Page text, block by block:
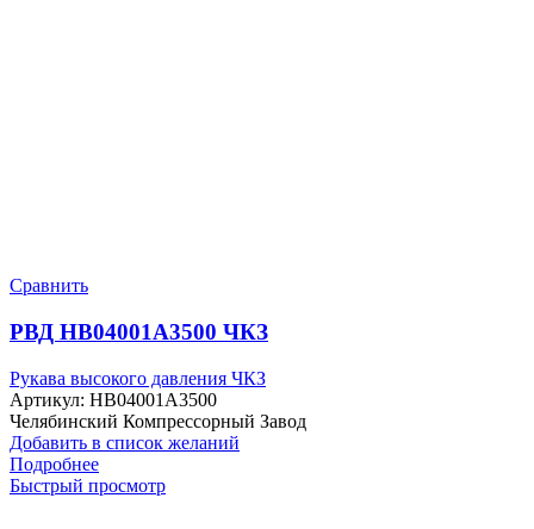
Сравнить
РВД HB04001A3500 ЧКЗ
Рукава высокого давления ЧКЗ
Артикул: HB04001A3500
Челябинский Компрессорный Завод
Добавить в список желаний
Подробнее
Быстрый просмотр